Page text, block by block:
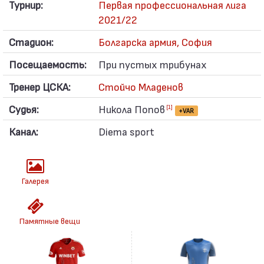
Турнир:
Первая профессиональная лига
2021/22
Стадион:
Болгарска армия, София
Посещаемость:
При пустых трибунах
Тренер ЦСКА:
Стойчо Младенов
Судья:
Никола Попов [1] +VAR
Канал: Diema sport
Галерея
Памятные вещи